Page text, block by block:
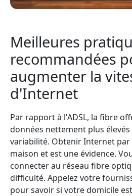
Meilleures
recommandées
augmenter la
d'Internet
Par rapport à l'ADSL, la fibre
données nettement plus
variabilité. Obtenir Internet
maison et est une évidence.
connecter au réseau fibre
difficulté. Appelez votre
pour savoir si votre domicile